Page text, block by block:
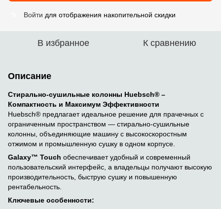
Войти для отображения накопительной скидки
В избранное К сравнению
Описание
Стирально-сушильные колонны Huebsch® –
Компактность и Максимум Эффективности
Huebsch® предлагает идеальное решение для прачечных с
ограниченным пространством — стирально-сушильные
колонны, объединяющие машину с высокоскоростным
отжимом и промышленную сушку в одном корпусе.
Galaxy™ Touch обеспечивает удобный и современный
пользовательский интерфейс, а владельцы получают высокую
производительность, быструю сушку и повышенную
рентабельность.
Ключевые особенности: